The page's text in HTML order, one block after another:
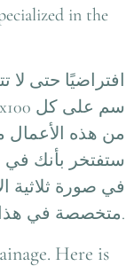
in the
افتراضيًا حتى
من هذه الأعمال
ستفتخر بأنك في
في صورة ثلاثية
متخصصة في هذا المجال.
Here is